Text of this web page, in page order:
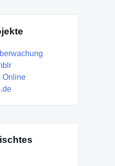
Online